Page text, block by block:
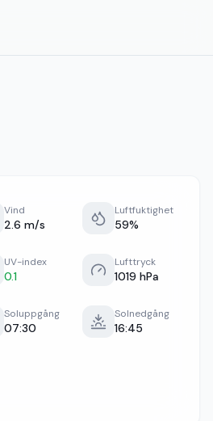
Vind
2.6 m/s
Luftfuktighet
59%
UV-index
0.1
Lufttryck
1019 hPa
Soluppgång
07:30
Solnedgång
16:45